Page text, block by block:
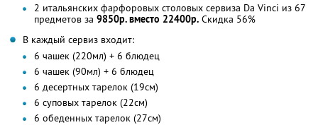
2 итальянских фарфоровых столовых сервиза Da Vinci из 67
предметов за 9850р. вместо 22400р. Скидка 56%
В каждый сервиз входит:
6 чашек (220мл) + 6 блюдец
6 чашек (90мл) + 6 блюдец
6 десертных тарелок (19см)
6 суповых тарелок (22см)
6 обеденных тарелок (27см)